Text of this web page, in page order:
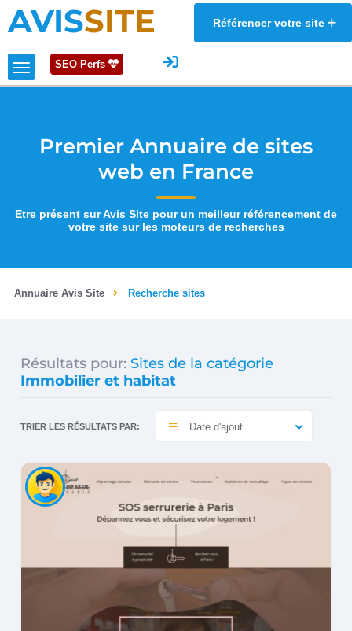
AVISSITE Référencer votre site
SEO Perfs
Premier Annuaire de sites
web en France
Etre présent sur Avis Site pour un meilleur référencement de
votre site sur les moteurs de recherches
Annuaire Avis Site Recherche sites
Résultats pour: Sites de la catégorie
Immobilier et habitat
TRIER LES RÉSULTATS PAR: Date d'ajout